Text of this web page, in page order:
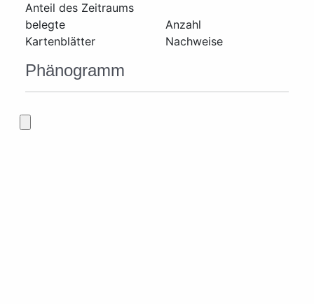
Anteil des Zeitraums
belegte
Kartenblätter
Anzahl
Nachweise
Phänogramm